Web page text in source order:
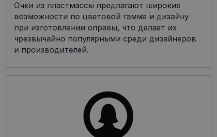
Очки из пластмассы предлагают широкие
возможности по цветовой гамме и дизайну
при изготовлении оправы, что делает их
чрезвычайно популярными среди дизайнеров
и производителей.